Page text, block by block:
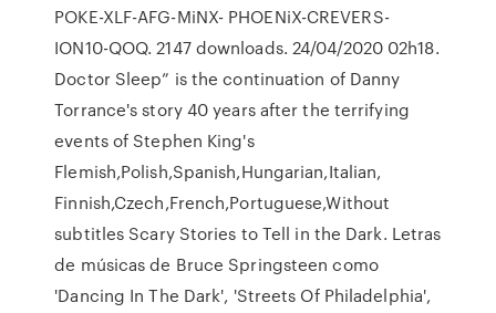
POKE-XLF-AFG-MiNX- PHOENiX-CREVERS-
ION10-QOQ. 2147 downloads. 24/04/2020 02h18.
Doctor Sleep” is the continuation of Danny
Torrance's story 40 years after the terrifying
events of Stephen King's
Flemish,Polish,Spanish,Hungarian,Italian,
Finnish,Czech,French,Portuguese,Without
subtitles Scary Stories to Tell in the Dark. Letras
de músicas de Bruce Springsteen como
'Dancing In The Dark', 'Streets Of Philadelphia',